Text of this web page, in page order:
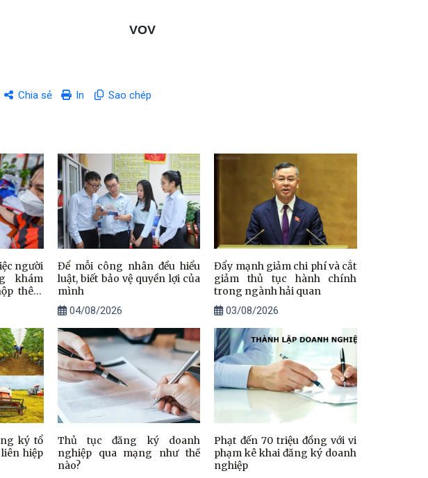
VOV
Chia sẻ In Sao chép
người
khám
thêm
Để mỗi công nhân đều hiểu
luật, biết bảo vệ quyền lợi của
mình
04/08/2026
Đẩy mạnh giảm chi phí và cắt
giảm thủ tục hành chính
trong ngành hải quan
03/08/2026
ký tổ
hiệp
Thủ tục đăng ký doanh
nghiệp qua mạng như thế
nào?
Phạt đến 70 triệu đồng với vi
phạm kê khai đăng ký doanh
nghiệp